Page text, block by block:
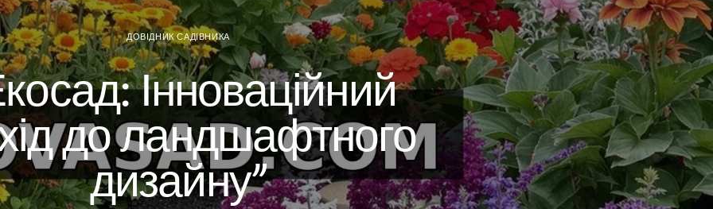
ДОВІДНИК САДІВНИКА
Інноваційний
до ландшафтного
дизайну”